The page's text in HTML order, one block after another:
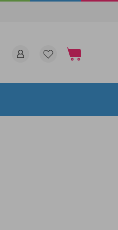
Το καλάθι μου